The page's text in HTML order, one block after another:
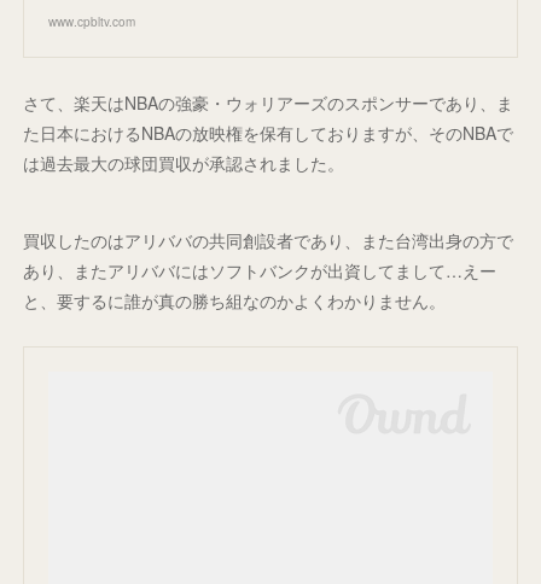
www.cpbltv.com
さて、楽天はNBAの強豪・ウォリアーズのスポンサーであり、ま
た日本におけるNBAの放映権を保有しておりますが、そのNBAで
は過去最大の球団買収が承認されました。
買収したのはアリババの共同創設者であり、また台湾出身の方で
あり、またアリババにはソフトバンクが出資してまして…えー
と、要するに誰が真の勝ち組なのかよくわかりません。